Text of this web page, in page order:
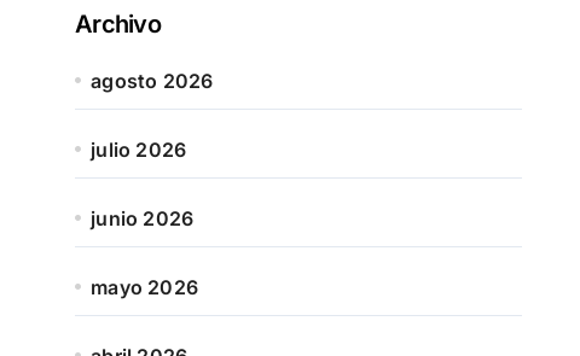
Archivo
agosto 2026
julio 2026
junio 2026
mayo 2026